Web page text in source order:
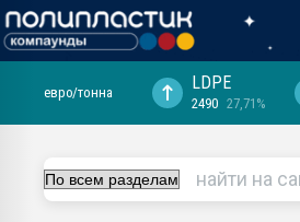
ближайшее подмосковье, с.-в.
Подмосковье, Москва
евро/тонна LDPE
2490 27,71%